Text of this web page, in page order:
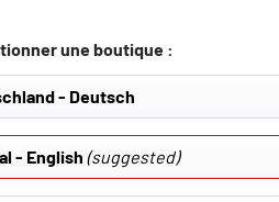
une boutique :
- Deutsch
- English (suggested)